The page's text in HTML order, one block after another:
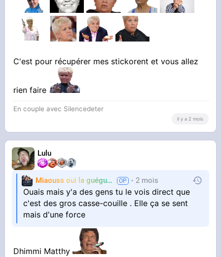
C'est pour récupérer mes stickorent et vous allez
rien faire
En couple avec Silencedeter
il y a 2 mois
Lulu
Miaouss oui la guéguérre TF6 2 mois
Ouais mais y'a des gens tu le vois direct que
c'est des gros casse-couille . Elle ça se sent
mais d'une force
Dhimmi Matthy